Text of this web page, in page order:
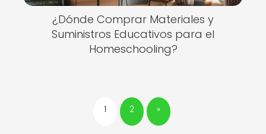
¿Dónde Comprar Materiales y
Suministros Educativos para el
Homeschooling?
1 2 »